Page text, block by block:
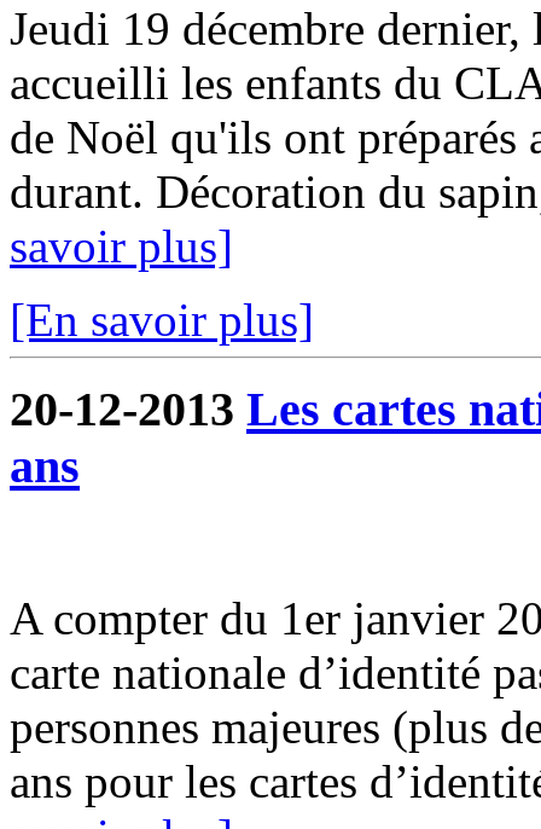
Jeudi 19 décembre
accueilli les enfants du
de Noël qu'ils ont préparés
durant. Décoration du
savoir plus]
[En savoir plus]
20-12-2013 Les cartes
ans
A compter du 1er janvier
carte nationale d’identité
personnes majeures (plus
ans pour les cartes